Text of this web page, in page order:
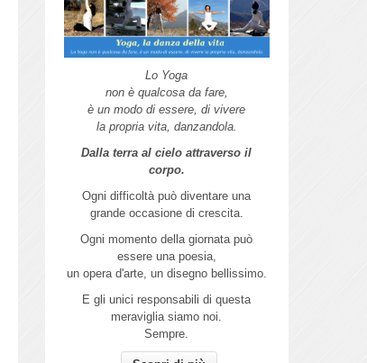
Lo Yoga
non è qualcosa da fare,
è un modo di essere, di vivere
la propria vita, danzandola.
Dalla terra al cielo attraverso il
corpo.
Ogni difficoltà può diventare una
grande occasione di crescita.
Ogni momento della giornata può
essere una poesia,
un opera d'arte, un disegno bellissimo.
E gli unici responsabili di questa
meraviglia siamo noi.
Sempre.